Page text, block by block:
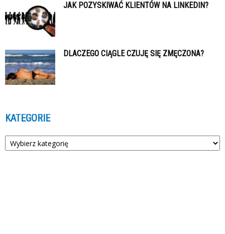
JAK POZYSKIWAĆ KLIENTÓW NA LINKEDIN?
DLACZEGO CIĄGLE CZUJĘ SIĘ ZMĘCZONA?
KATEGORIE
Kategorie